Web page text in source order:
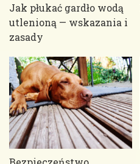
Jak płukać gardło wodą
utlenioną — wskazania i
zasady